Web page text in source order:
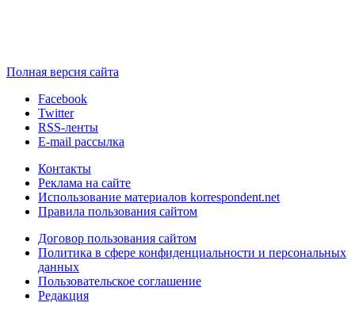
Полная версия сайта
Facebook
Twitter
RSS-ленты
E-mail рассылка
Контакты
Реклама на сайте
Использование материалов korrespondent.net
Правила пользования сайтом
Договор пользования сайтом
Политика в сфере конфиденциальности и персональных
данных
Пользовательское соглашение
Редакция